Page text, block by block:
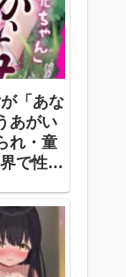
「あな
あがい
れ・童
で性犯